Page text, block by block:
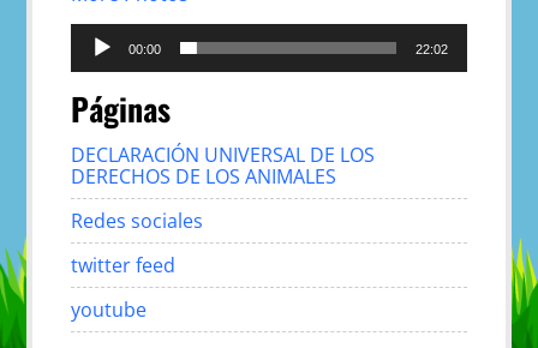
Reproductor
audio
00:00 22:02
Páginas
DECLARACIÓN UNIVERSAL DE LOS
DERECHOS DE LOS ANIMALES
Redes sociales
twitter feed
youtube